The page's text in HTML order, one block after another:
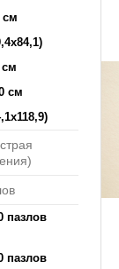
см
см
см
пазлов
пазлов